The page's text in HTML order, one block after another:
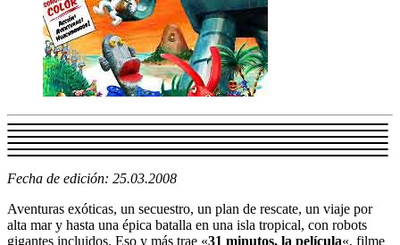
Fecha de edición: 25.03.2008
Aventuras exóticas, un secuestro, un plan de rescate, un viaje por
alta mar y hasta una épica batalla en una isla tropical, con robots
gigantes incluidos. Eso y más trae «31 minutos, la película«, filme